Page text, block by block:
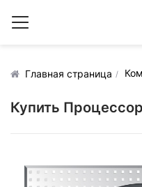
Главная страница
Купить